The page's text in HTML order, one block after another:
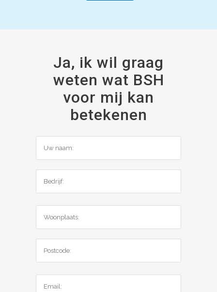
Ja, ik wil graag
weten wat BSH
voor mij kan
betekenen